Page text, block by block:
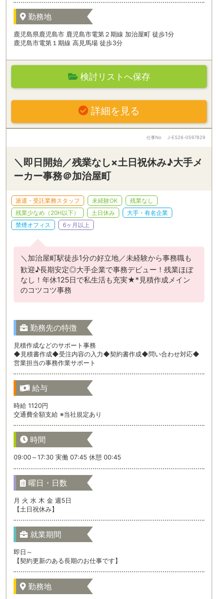
勤務地
鹿児島県鹿児島市 鹿児島市電第２期線 加治屋町 徒歩1分
鹿児島市電第１期線 高見馬場 徒歩3分
検討リストへ保存
詳細を見る
仕事No J-ES26-0597829
＼即日開始／残業なし×土日祝休み♪大手メ
ーカー事務＠加治屋町
派遣・受託業務スタッフ 未経験OK
残業なし
残業少なめ（20H以下）
土日休み
大手・有名企業
禁煙オフィス
6ヶ月以上
＼加治屋町駅徒歩1分の好立地／未経験から事務職も
歓迎♪長期安定◎大手企業で事務デビュー！残業ほぼ
なし！年休125日で私生活も充実★*見積作成メイン
のコツコツ事務
勤務先の特徴
見積作成などのサポート事務
◆見積書作成◆受注内容の入力◆契約書作成◆問い合わせ対応◆
営業担当の事務作業サポート
給与
時給 1120円
交通費全額支給 ※当社規定あり
時間
09:00～17:30 実働 07:45 休憩 00:45
曜日・日数
月 火 水 木 金 週5日
【土日祝休み】
就業期間
即日～
【契約更新のある長期のお仕事です】
勤務地